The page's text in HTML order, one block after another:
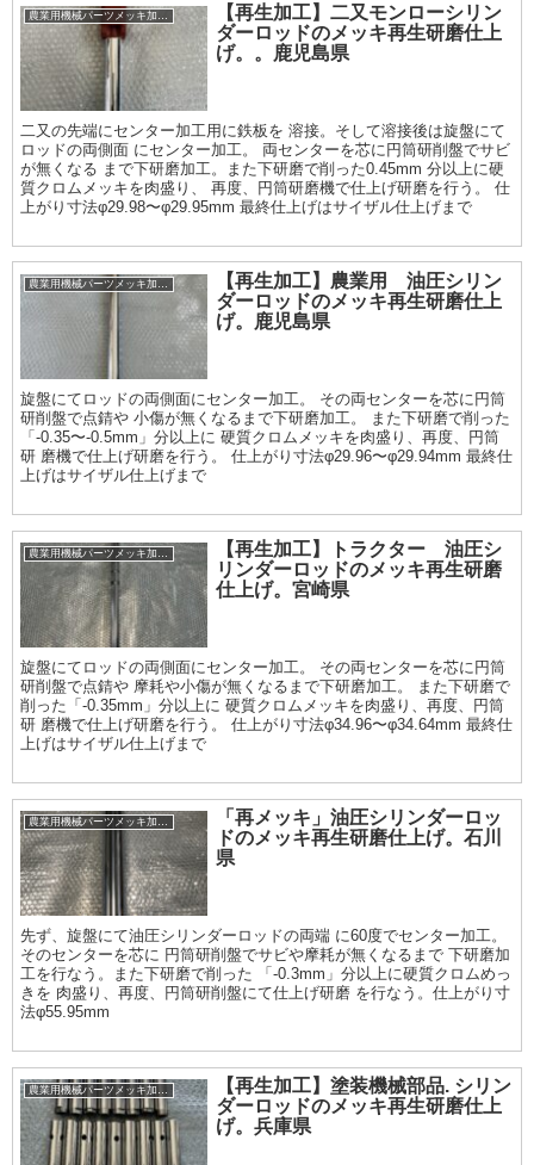
農業用機械パーツメッキ加工履歴
【再生加工】二又モンローシリン
ダーロッドのメッキ再生研磨仕上
げ。。鹿児島県
二又の先端にセンター加工用に鉄板を 溶接。そして溶接後は旋盤にて
ロッドの両側面 にセンター加工。 両センターを芯に円筒研削盤でサビ
が無くなる まで下研磨加工。また下研磨で削った0.45mm 分以上に硬
質クロムメッキを肉盛り、 再度、円筒研磨機で仕上げ研磨を行う。 仕
上がり寸法φ29.98〜φ29.95mm 最終仕上げはサイザル仕上げまで
農業用機械パーツメッキ加工履歴
【再生加工】農業用 油圧シリン
ダーロッドのメッキ再生研磨仕上
げ。鹿児島県
旋盤にてロッドの両側面にセンター加工。 その両センターを芯に円筒
研削盤で点錆や 小傷が無くなるまで下研磨加工。 また下研磨で削った
「-0.35〜-0.5mm」分以上に 硬質クロムメッキを肉盛り、再度、円筒
研 磨機で仕上げ研磨を行う。 仕上がり寸法φ29.96〜φ29.94mm 最終仕
上げはサイザル仕上げまで
【再生加工】トラクター 油圧シ
リンダーロッドのメッキ再生研磨
仕上げ。宮崎県
旋盤にてロッドの両側面にセンター加工。 その両センターを芯に円筒
研削盤で点錆や 摩耗や小傷が無くなるまで下研磨加工。 また下研磨で
削った「-0.35mm」分以上に 硬質クロムメッキを肉盛り、再度、円筒
研 磨機で仕上げ研磨を行う。 仕上がり寸法φ34.96〜φ34.64mm 最終仕
上げはサイザル仕上げまで
「再メッキ」油圧シリンダーロッ
ドのメッキ再生研磨仕上げ。石川
県
先ず、旋盤にて油圧シリンダーロッドの両端 に60度でセンター加工。
そのセンターを芯に 円筒研削盤でサビや摩耗が無くなるまで 下研磨加
工を行なう。また下研磨で削った 「-0.3mm」分以上に硬質クロムめっ
きを 肉盛り、再度、円筒研削盤にて仕上げ研磨 を行なう。仕上がり寸
法φ55.95mm
農業用機械パーツメッキ加工履歴
【再生加工】塗装機械部品. シリン
ダーロッドのメッキ再生研磨仕上
げ。兵庫県